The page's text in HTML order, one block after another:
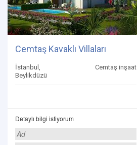
Cemtaş Kavaklı Villaları
İstanbul,
Beylikdüzü
Cemtaş inşaat
Detaylı bilgi istiyorum